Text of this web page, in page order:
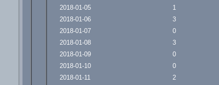
2018-01-05
1
2018-01-06
3
2018-01-07
0
2018-01-08
3
2018-01-09
0
2018-01-10
0
2018-01-11
2